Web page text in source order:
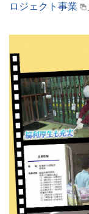
ロジェクト事業